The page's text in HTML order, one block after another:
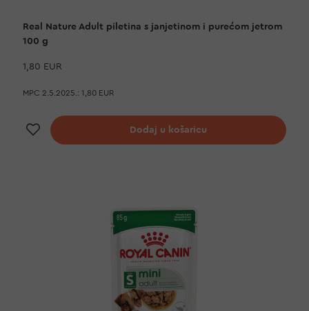
Real Nature Adult piletina s janjetinom i purećom jetrom
100 g
1,80 EUR
MPC 2.5.2025.: 1,80 EUR
Dodaj na listu želja
Dodaj u košaricu